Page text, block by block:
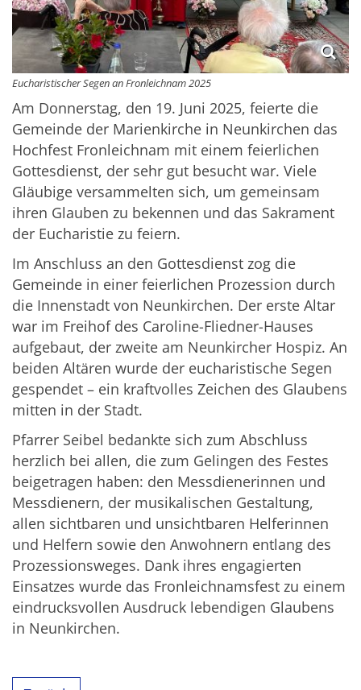
Eucharistischer Segen an Fronleichnam 2025
Am Donnerstag, den 19. Juni 2025, feierte die
Gemeinde der Marienkirche in Neunkirchen das
Hochfest Fronleichnam mit einem feierlichen
Gottesdienst, der sehr gut besucht war. Viele
Gläubige versammelten sich, um gemeinsam
ihren Glauben zu bekennen und das Sakrament
der Eucharistie zu feiern.
Im Anschluss an den Gottesdienst zog die
Gemeinde in einer feierlichen Prozession durch
die Innenstadt von Neunkirchen. Der erste Altar
war im Freihof des Caroline-Fliedner-Hauses
aufgebaut, der zweite am Neunkircher Hospiz. An
beiden Altären wurde der eucharistische Segen
gespendet – ein kraftvolles Zeichen des Glaubens
mitten in der Stadt.
Pfarrer Seibel bedankte sich zum Abschluss
herzlich bei allen, die zum Gelingen des Festes
beigetragen haben: den Messdienerinnen und
Messdienern, der musikalischen Gestaltung,
allen sichtbaren und unsichtbaren Helferinnen
und Helfern sowie den Anwohnern entlang des
Prozessionsweges. Dank ihres engagierten
Einsatzes wurde das Fronleichnamsfest zu einem
eindrucksvollen Ausdruck lebendigen Glaubens
in Neunkirchen.